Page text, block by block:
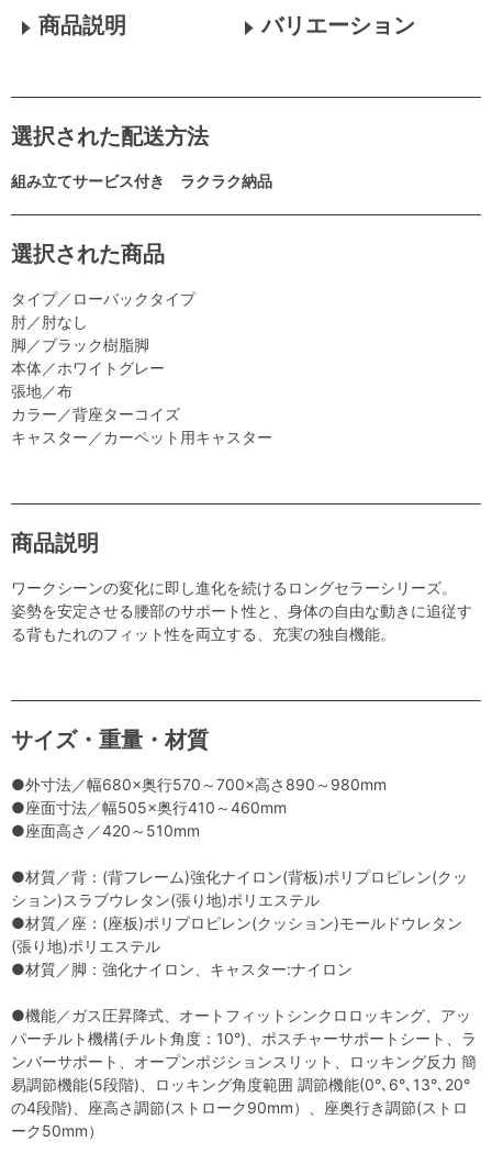
商品説明 バリエーション
選択された配送方法
組み立てサービス付き ラクラク納品
選択された商品
タイプ／ローバックタイプ
肘／肘なし
脚／ブラック樹脂脚
本体／ホワイトグレー
張地／布
カラー／背座ターコイズ
キャスター／カーペット用キャスター
商品説明
ワークシーンの変化に即し進化を続けるロングセラーシリーズ。
姿勢を安定させる腰部のサポート性と、身体の自由な動きに追従す
る背もたれのフィット性を両立する、充実の独自機能。
サイズ・重量・材質
●外寸法／幅680×奥行570～700×高さ890～980mm
●座面寸法／幅505×奥行410～460mm
●座面高さ／420～510mm
●材質／背：(背フレーム)強化ナイロン(背板)ポリプロピレン(クッ
ション)スラブウレタン(張り地)ポリエステル
●材質／座：(座板)ポリプロピレン(クッション)モールドウレタン
(張り地)ポリエステル
●材質／脚：強化ナイロン、キャスター:ナイロン
●機能／ガス圧昇降式、オートフィットシンクロロッキング、アッ
パーチルト機構(チルト角度：10°)、ポスチャーサポートシート、ラ
ンバーサポート、オープンポジションスリット、ロッキング反力 簡
易調節機能(5段階)、ロッキング角度範囲 調節機能(0°､6°､13°､20°
の4段階)、座高さ調節(ストローク90mm）、座奥行き調節(ストロ
ーク50mm）